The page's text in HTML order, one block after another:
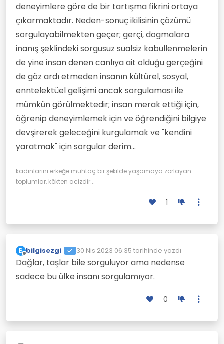
deneyimlere göre de bir tartışma fikrini ortaya
çıkarmaktadır. Neden-sonuç ikilisinin çözümü
sorgulayabilmekten geçer; gerçi, dogmalara
inanış şeklindeki sorgusuz sualsiz kabullenmelerin
de yine insan denen canlıya ait olduğu gerçeğini
de göz ardı etmeden insanın kültürel, sosyal,
enntelektüel gelişimi ancak sorgulaması ile
mümkün görülmektedir; insan merak ettiği için,
öğrenip deneyimlemek için ve öğrendiğini bilgiye
devşirerek geleceğini kurgulamak ve "kendini
yaratmak" için sorgular derim...
kadınlarını erkeğe muhtaç bir şekilde yaşamaya zorlayan
toplumlar, kökten acizdir...
1
B
Çevrimdışı
bilgisezgi 30 Nis 2023 06:35 tarihinde yazdı
Son düzenleyen:
Dağlar, taşlar bile sorguluyor ama nedense
sadece bu ülke insanı sorgulamıyor.
0